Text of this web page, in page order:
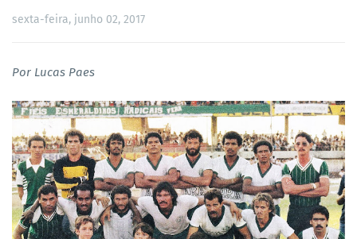
sexta-feira, junho 02, 2017
Por Lucas Paes